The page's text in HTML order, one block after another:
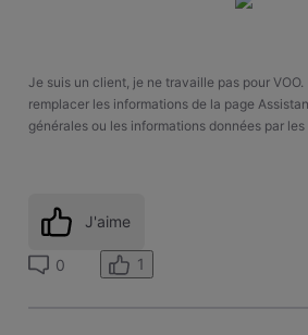
Je suis un client, je ne travaille pas pour
remplacer les informations de la page
générales ou les informations données par
J'aime
0 1